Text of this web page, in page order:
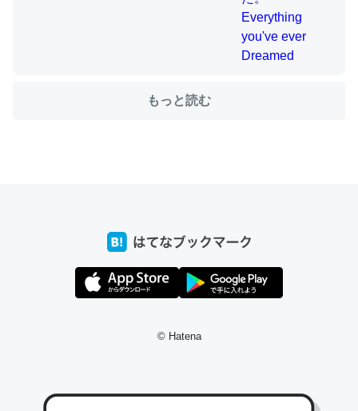
コミュニケーションが劇的に変化した｜tayorini by LIFULL介護
たいなのでネット環境作ったけどAlexaしか使わないので
34
もっと読む
© Hatena